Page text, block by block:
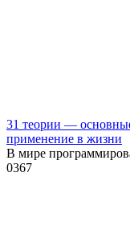
31 теории —
применение в жизни
В мире
0367